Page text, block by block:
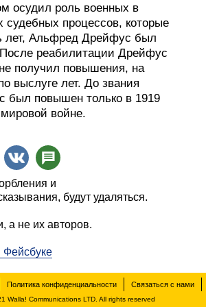
осудил роль военных в
процессов, которые
лет, Альфред Дрейфус был
реабилитации Дрейфус
получил повышения, на
выслуге лет. До звания
был повышен только в 1919
войне.
и
будут удаляться.
а не их авторов.
Фейсбуке
Политика конфиденциальности Связаться с нами
Walla! Communications LTD. All rights reserved